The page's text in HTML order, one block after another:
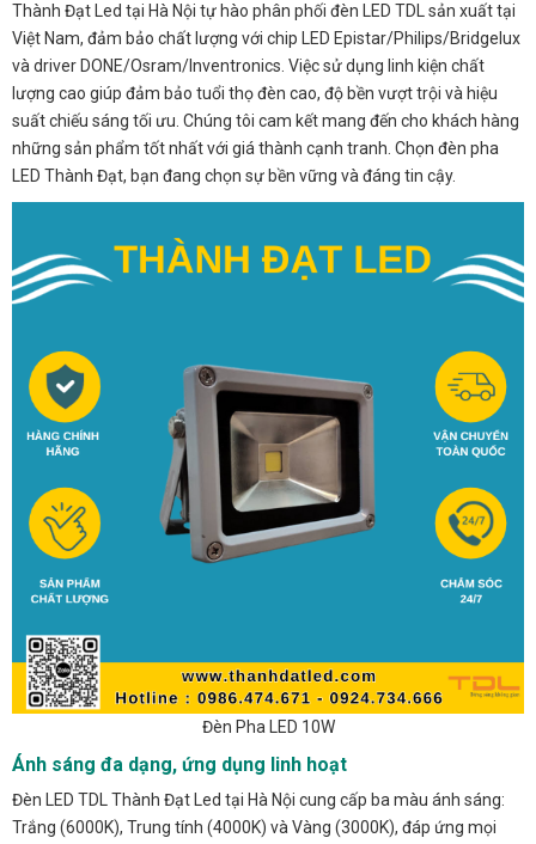
Thành Đạt Led tại Hà Nội tự hào phân phối đèn LED TDL sản xuất tại
Việt Nam, đảm bảo chất lượng với chip LED Epistar/Philips/Bridgelux
và driver DONE/Osram/Inventronics. Việc sử dụng linh kiện chất
lượng cao giúp đảm bảo tuổi thọ đèn cao, độ bền vượt trội và hiệu
suất chiếu sáng tối ưu. Chúng tôi cam kết mang đến cho khách hàng
những sản phẩm tốt nhất với giá thành cạnh tranh. Chọn đèn pha
LED Thành Đạt, bạn đang chọn sự bền vững và đáng tin cậy.
Đèn Pha LED 10W
Ánh sáng đa dạng, ứng dụng linh hoạt
Đèn LED TDL Thành Đạt Led tại Hà Nội cung cấp ba màu ánh sáng:
Trắng (6000K), Trung tính (4000K) và Vàng (3000K), đáp ứng mọi